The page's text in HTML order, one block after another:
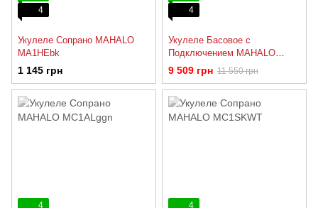
4
Укулеле Сопрано MAHALO
MA1HEbk
1 145 грн
4
Укулеле Басовое с
Подключением MAHALO
MB1TBR
9 509 грн 11 550 грн
4
4